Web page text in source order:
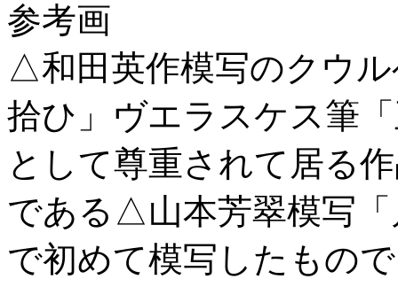
参考画
△和田英作模写のクウ
拾ひ」ヴエラスケス筆
として尊重されて居る
である△山本芳翠模写
で初めて模写したもの